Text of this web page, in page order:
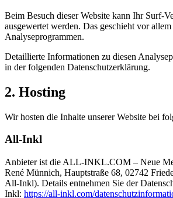
Beim Besuch dieser Website kann Ihr Surf-
ausgewertet werden. Das geschieht vor
Analyseprogrammen.
Detaillierte Informationen zu diesen
in der folgenden Datenschutzerklärung.
2. Hosting
Wir hosten die Inhalte unserer Website bei
All-Inkl
Anbieter ist die ALL-INKL.COM – Neue
René Münnich, Hauptstraße 68, 02742
All-Inkl). Details entnehmen Sie der
Inkl: https://all-inkl.com/